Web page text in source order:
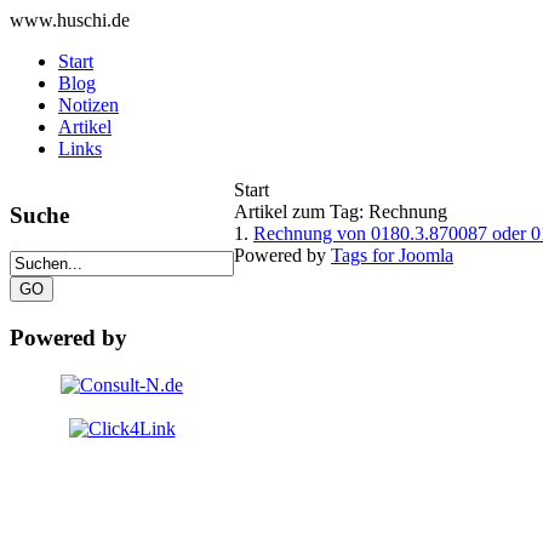
www.huschi.de
Start
Blog
Notizen
Artikel
Links
Suche
Powered by
Start
Artikel zum Tag: Rechnung
1. Rechnung von 0180.3.870087 oder
Powered by Tags for Joomla